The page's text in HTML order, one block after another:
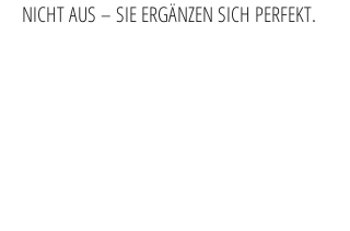
NICHT AUS – SIE ERGÄNZEN SICH PERFEKT.